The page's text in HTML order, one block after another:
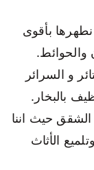
بأقوى
والحوائط.
و السرائر
بالبخار.
حيث اننا
الأثاث